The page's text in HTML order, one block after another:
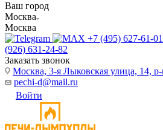
Ваш город
Москва
Москва
+7 (495) 627-61-01
(926) 631-24-82
Заказать звонок
Москва, 3-я Лыковская улица, 14,
pechi-d@mail.ru
Войти